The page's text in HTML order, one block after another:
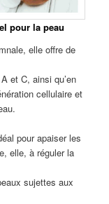
pour la peau
elle offre de
et C, ainsi qu’en
cellulaire et
pour apaiser les
elle, à réguler la
sujettes aux